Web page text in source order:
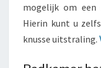
mogelijk om een
Hierin kunt u
knusse uitstraling.